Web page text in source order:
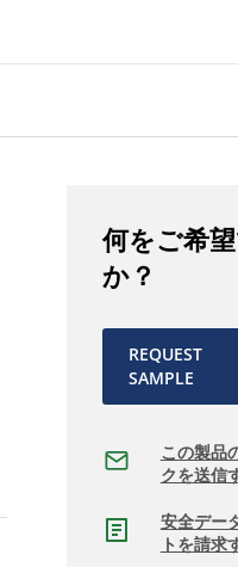
何をご希
か？
REQUEST
SAMPLE
この製品
クを送信
安全デー
トを請求